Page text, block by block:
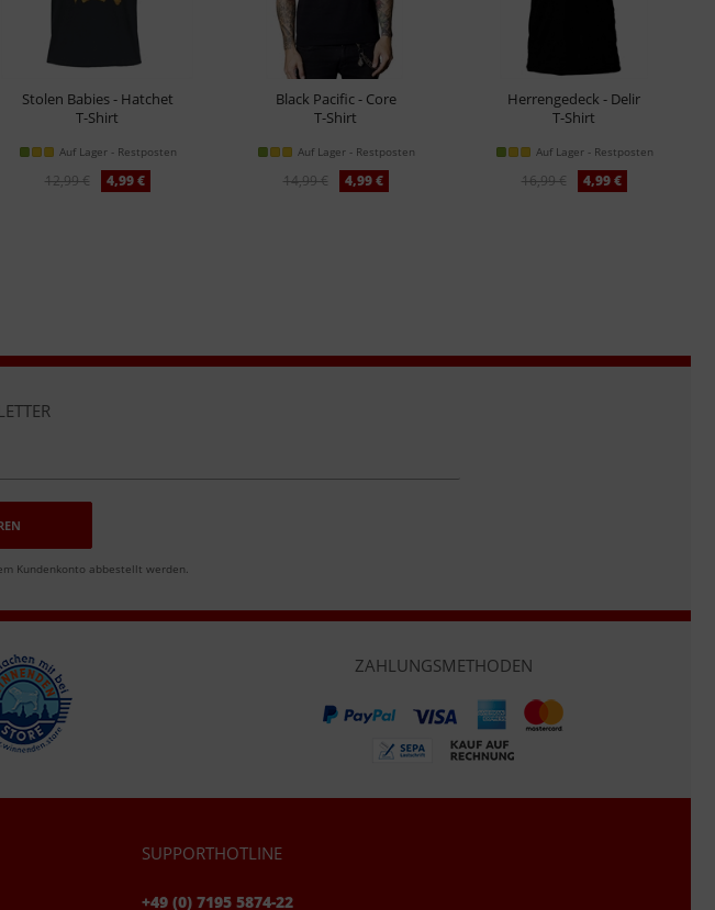
Stolen Babies - Hatchet
T-Shirt
Auf Lager - Restposten
12,99 € 4,99 €
Black Pacific - Core
T-Shirt
Auf Lager - Restposten
14,99 € 4,99 €
Herrengedeck - Delir
T-Shirt
Auf Lager - Restposten
16,99 € 4,99 €
Kundenkonto abbestellt werden.
ZAHLUNGSMETHODEN
SUPPORTHOTLINE
+49 (0) 7195 5874-22